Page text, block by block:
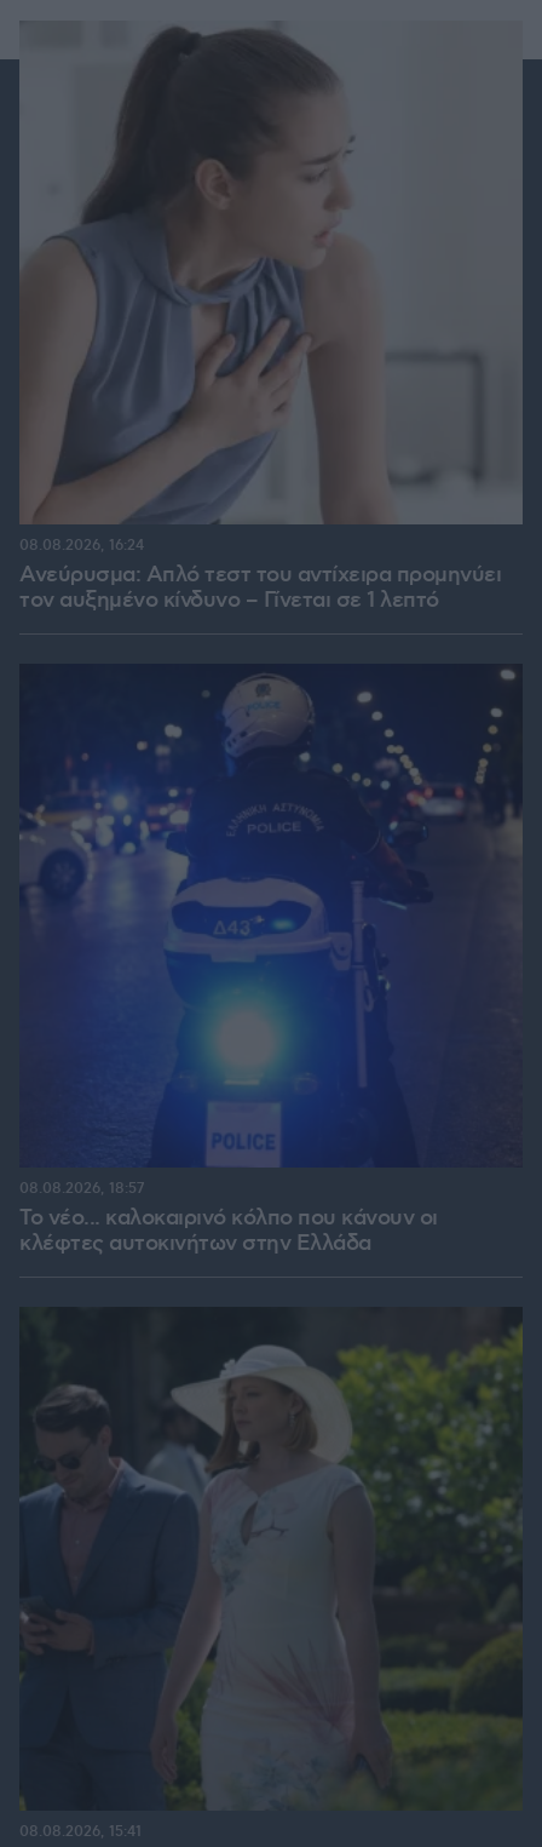
Ανεύρυσμα: Απλό τεστ του αντίχειρα προμηνύει
τον αυξημένο κίνδυνο – Γίνεται σε 1 λεπτό
08.08.2026, 16:24
Το νέο... καλοκαιρινό κόλπο που κάνουν οι
κλέφτες αυτοκινήτων στην Ελλάδα
08.08.2026, 18:57
08.08.2026, 15:41